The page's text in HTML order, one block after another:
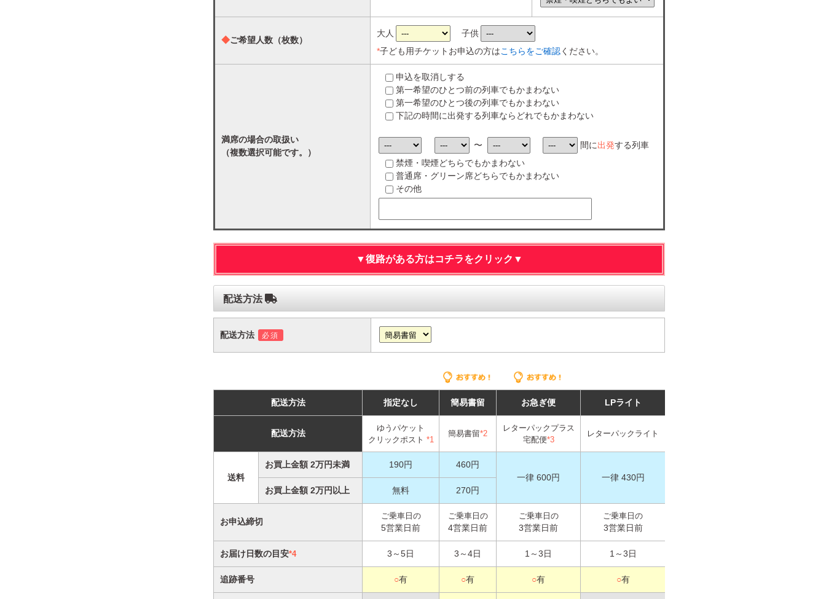
◆ご希望人数（枚数）
大人
子供
*子ども用チケットお申込の方はこちらをご確認ください。
満席の場合の取扱い
（複数選択可能です。）
申込を取消しする
第一希望のひとつ前の列車でもかまわない
第一希望のひとつ後の列車でもかまわない
下記の時間に出発する列車ならどれでもかまわない
〜 間に出発する列車
禁煙・喫煙どちらでもかまわない
普通席・グリーン席どちらでもかまわない
その他
▼復路がある方はコチラをクリック▼
配送方法
配送方法 必須
配送方法 指定なし 簡易書留 お急ぎ便 LPライト
配送方法
ゆうパケット
クリックポスト *1
簡易書留*2
レターパックプラス
宅配便*3
レターパックライト
送料
お買上金額 2万円未満 190円
460円
一律 600円
一律 430円
お買上金額 2万円以上
無料 270円
お申込締切
ご乗車日の
5営業日前
ご乗車日の
4営業日前
ご乗車日の
3営業日前
ご乗車日の
3営業日前
お届け日数の目安*4 3～5日 3～4日 1～3日 1～3日
追跡番号 ○有 ○有 ○有 ○有